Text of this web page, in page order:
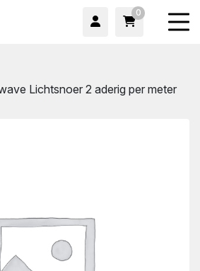
0
Lichtsnoer 2 aderig per meter